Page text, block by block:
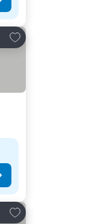
Agregar a favoritos
Agregar a favoritos